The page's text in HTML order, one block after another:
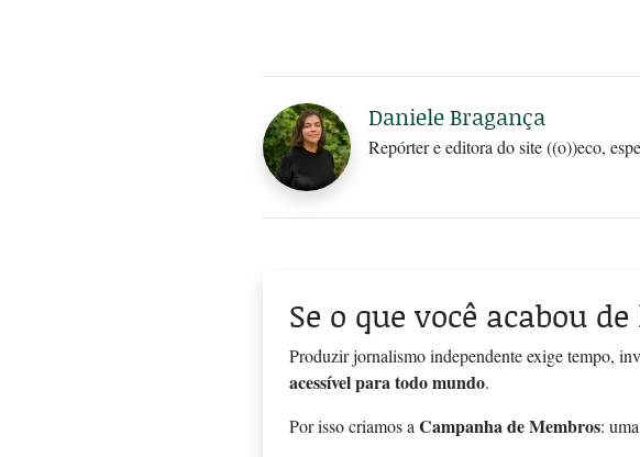
Daniele Bragança
Repórter e editora do site ((o))eco,
Se o que você acabou
Produzir jornalismo independente exige tempo,
acessível para todo mundo.
Por isso criamos a Campanha de Membros: